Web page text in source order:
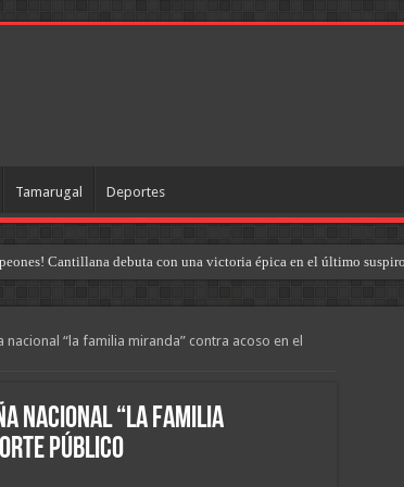
Tamarugal Deportes
Cantillana debuta con una victoria épica en el último
nacional “la familia miranda” contra acoso en el
nacional “la familia
público